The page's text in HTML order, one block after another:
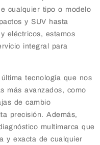
cualquier tipo o modelo
y SUV hasta
eléctricos, estamos
integral para
tecnología que nos
más avanzados, como
de cambio
precisión. Además,
multimarca que
y exacta de cualquier